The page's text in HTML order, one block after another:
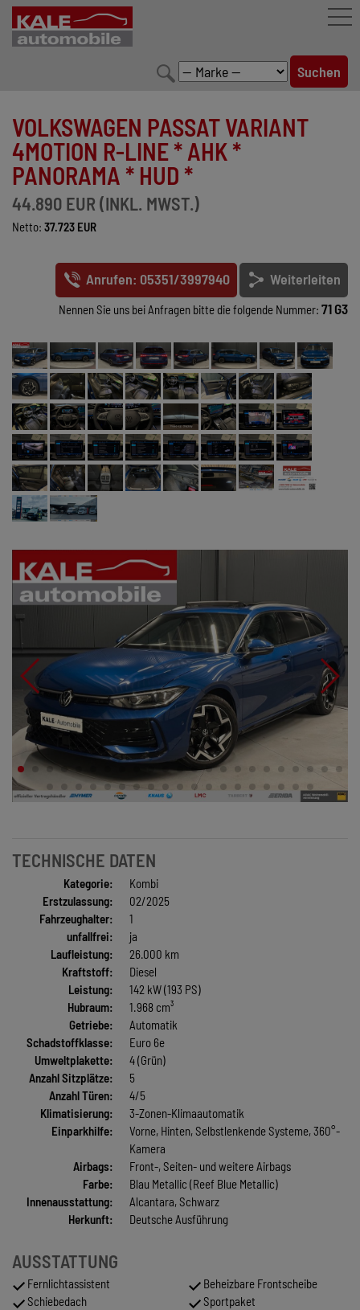
LEISTUNGEN
KONFIGURATOR
MARKENWELT
KONTAKT
VOLKSWAGEN PASSAT VARIANT
4MOTION R-LINE * AHK *
PANORAMA * HUD *
44.890 EUR (INKL. MWST.)
Netto: 37.723 EUR
Anrufen: 05351/3997940 Weiterleiten
Nennen Sie uns bei Anfragen bitte die folgende Nummer: 71 G3
TECHNISCHE DATEN
Kategorie:
Kombi
Erstzulassung:
02/2025
Fahrzeughalter:
1
unfallfrei:
ja
Laufleistung:
26.000 km
Kraftstoff:
Diesel
Leistung:
142 kW (193 PS)
Hubraum:
1.968 cm³
Getriebe:
Automatik
Schadstoffklasse:
Euro 6e
Umweltplakette:
4 (Grün)
Anzahl Sitzplätze:
5
Anzahl Türen:
4/5
Klimatisierung:
3-Zonen-Klimaautomatik
Einparkhilfe:
Vorne, Hinten, Selbstlenkende Systeme, 360°-
Kamera
Airbags:
Front-, Seiten- und weitere Airbags
Farbe:
Blau Metallic (Reef Blue Metallic)
Innenausstattung:
Alcantara, Schwarz
Herkunft:
Deutsche Ausführung
AUSSTATTUNG
Fernlichtassistent
Schiebedach
Beheizbare Frontscheibe
Sportpaket